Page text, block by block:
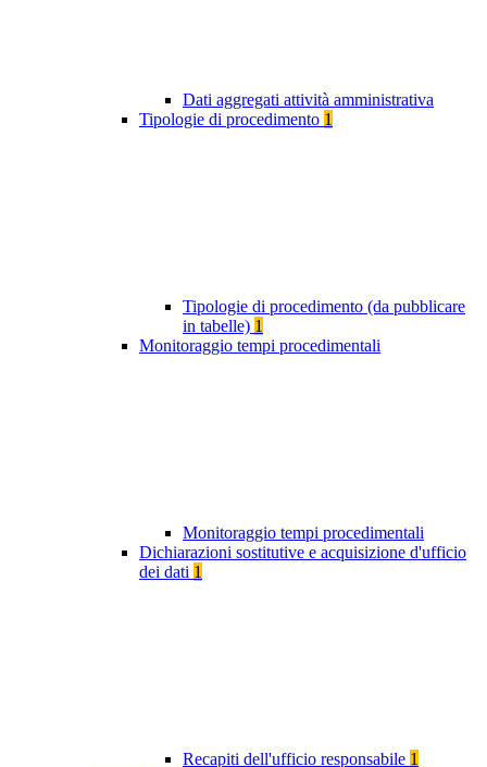
Dati aggregati attività amministrativa
Tipologie di procedimento 1
Tipologie di procedimento (da pubblicare
in tabelle) 1
Monitoraggio tempi procedimentali
Monitoraggio tempi procedimentali
Dichiarazioni sostitutive e acquisizione d'ufficio
dei dati 1
Recapiti dell'ufficio responsabile 1